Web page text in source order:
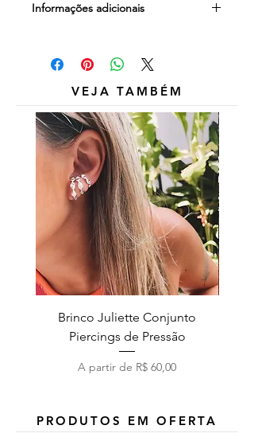
Largura: 0.7 cm
Informações adicionais
meramente ilustrativos e não estão
inclusos.
Brinco Juliette Conjunto
Piercings de Pressão
A partir de R$ 60,00
Preço promocional
VEJA TAMBÉM
PRODUTOS EM OFERTA